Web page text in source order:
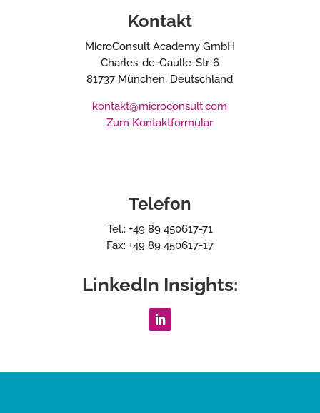
Kontakt
MicroConsult Academy GmbH
Charles-de-Gaulle-Str. 6
81737 München, Deutschland
kontakt@microconsult.com
Zum Kontaktformular
Telefon
Tel.: +49 89 450617-71
Fax: +49 89 450617-17
LinkedIn Insights: